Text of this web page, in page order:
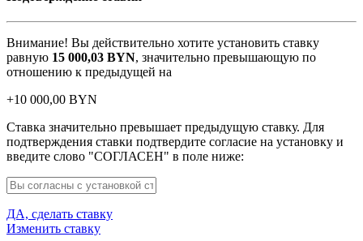
Внимание! Вы действительно хотите установить ставку
равную 15 000,03 BYN, значительно превышающую по
отношению к предыдущей на
+10 000,00 BYN
Ставка значительно превышает предыдущую ставку. Для
подтверждения ставки подтвердите согласие на установку и
введите слово "СОГЛАСЕН" в поле ниже:
ДА, сделать ставку
Изменить ставку